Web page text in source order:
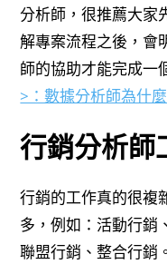
分析師，很推薦大家
解專案流程之後，會
師的協助才能完成一
>：數據分析師為什
行銷分析師
行銷的工作真的很複
多，例如：活動行銷
聯盟行銷、整合行銷。